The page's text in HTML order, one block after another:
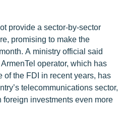
provide a sector-by-sector
promising to make the
A ministry official said
operator, which has
of the FDI in recent years, has
telecommunications sector,
investments even more